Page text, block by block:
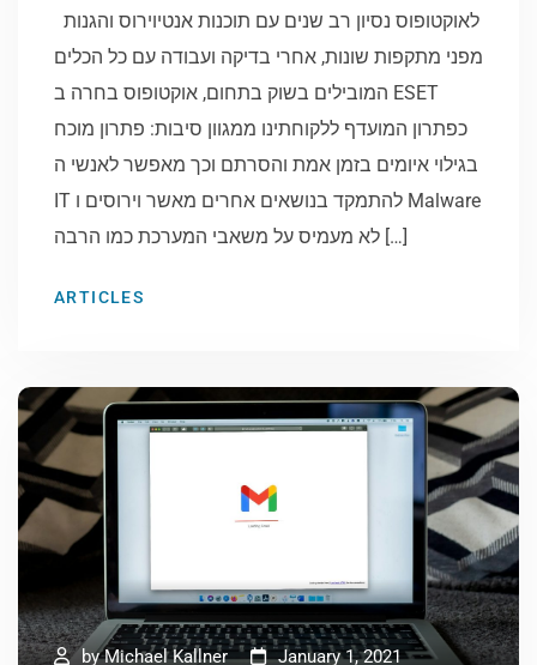
מפני מתקפות שונות, אחרי בדיקה ועבודה עם כל הכלים
המובילים בשוק בתחום, אוקטופוס בחרה ב ESET
כפתרון המועדף ללקוחתינו ממגוון סיבות: פתרון מוכח
בגילוי איומים בזמן אמת והסרתם וכך מאפשר לאנשי ה
IT להתמקד בנושאים אחרים מאשר וירוסים ו Malware
לא מעמיס על משאבי המערכת כמו הרבה […]
ARTICLES
byMichael Kallner January 1, 2021